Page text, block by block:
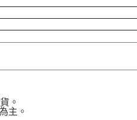
。
主。